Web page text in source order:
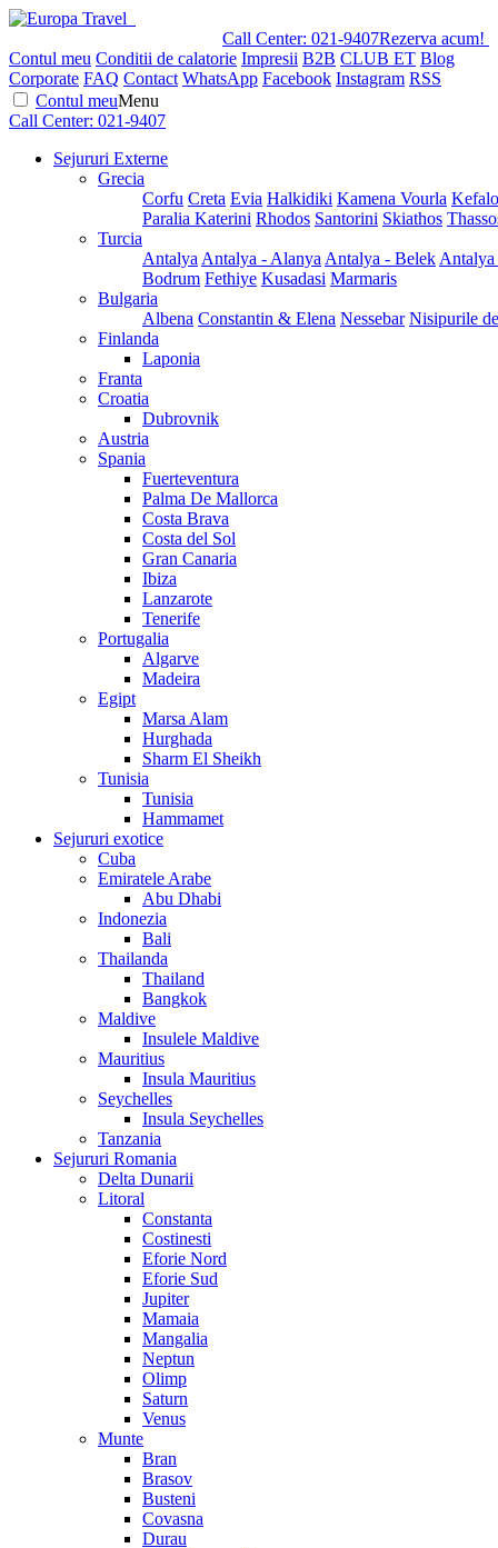
Call Center: 021-9407Rezerva acum!
Contul meu Conditii de calatorie Impresii B2B CLUB ET Blog
Corporate FAQ Contact WhatsApp Facebook Instagram RSS
Contul meuMenu
Call Center: 021-9407
Sejururi Externe
Grecia
Corfu Creta Evia Halkidiki Kamena Vourla
Paralia Katerini Rhodos Santorini Skiathos
Turcia
Antalya Antalya - Alanya Antalya - Belek
Bodrum Fethiye Kusadasi Marmaris
Bulgaria
Albena Constantin & Elena Nessebar Nisipurile
Finlanda
Laponia
Franta
Croatia
Dubrovnik
Austria
Spania
Fuerteventura
Palma De Mallorca
Costa Brava
Costa del Sol
Gran Canaria
Ibiza
Lanzarote
Tenerife
Portugalia
Algarve
Madeira
Egipt
Marsa Alam
Hurghada
Sharm El Sheikh
Tunisia
Tunisia
Hammamet
Sejururi exotice
Cuba
Emiratele Arabe
Abu Dhabi
Indonezia
Bali
Thailanda
Thailand
Bangkok
Maldive
Insulele Maldive
Mauritius
Insula Mauritius
Seychelles
Insula Seychelles
Tanzania
Sejururi Romania
Delta Dunarii
Litoral
Constanta
Costinesti
Eforie Nord
Eforie Sud
Jupiter
Mamaia
Mangalia
Neptun
Olimp
Saturn
Venus
Munte
Bran
Brasov
Busteni
Covasna
Durau